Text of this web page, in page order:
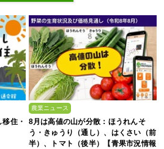
住・
農業ニュース
8月は高値の山が分散：ほうれんそ
う・きゅうり（通し）、はくさい（前
半）、トマト（後半）【青果市況情報